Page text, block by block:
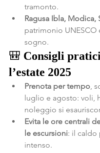
tramonto.
Ragusa Ibla, Modica,
patrimonio UNESCO
sogno.
🎒 Consigli
l’estate 2025
Prenota per tempo,
luglio e agosto: voli,
noleggio si
Evita le ore centrali
le escursioni: il caldo
intenso.